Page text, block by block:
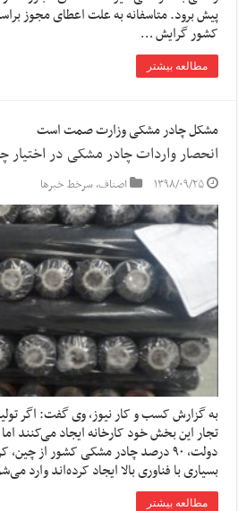
پیش برود. متاسفانه به علت اعطای مجوز
کشور گرایش …
مطالعه بیشتر
مشکل چادر مشکی وزارت صمت است
انحصار واردات چادر مشکی در اختیار چند
۱۳۹۸/۰۹/۲۵ اصناف,سرخط خبرها
به گزارش کسب و کار نیوز، وی گفت: اگر
تجار این بخش خود کارخانه ایجاد می‌کنند
دولت، ۹۰ درصد چادر مشکی کشور از
بسیاری با فناوری بالا ایجاد کرده‌اند وارد
مطالعه بیشتر